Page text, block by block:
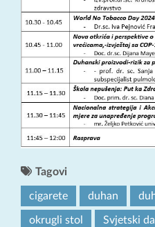
Tagovi
cigarete duhan
okrugli stol Svjetski